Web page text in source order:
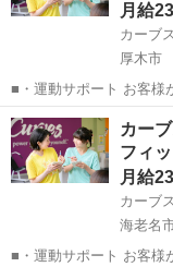
月給
カーブ
厚木市
■・運動サポート お客様
の使い方をアドバイスし
どなので、難しい指導は
ょう！」といったお声が
神奈川 厚木市 そ
カー
フィ
月給
カーブ
海老名
■・運動サポート お客様